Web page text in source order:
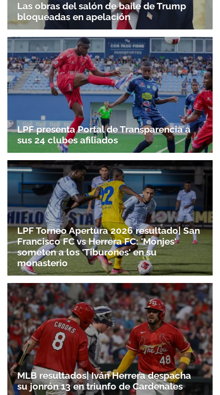
Las obras del salón de baile de Trump
bloqueadas en apelación
LPF presenta Portal de Transparencia a
sus 24 clubes afiliados
LPF Torneo Apertura 2026 resultado| San
Francisco FC vs Herrera FC: 'Monjes'
someten a los 'Tiburones' en su
monasterio
MLB resultados| Iván Herrera despacha
su jonrón 13 en triunfo de Cardenales